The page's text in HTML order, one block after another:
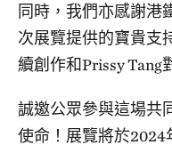
同時，我們亦感謝港
次展覽提供的寶貴支
續創作和Prissy Tang
誠邀公眾參與這場共
使命！展覽將於2024